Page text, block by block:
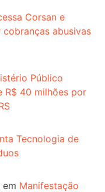
Corsan e
abusivas
Público
R$ 40 milhões por
Tecnologia de
em Manifestação